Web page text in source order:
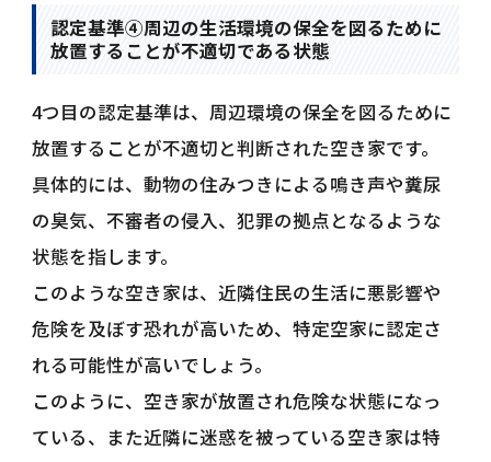
認定基準④周辺の生活環境の保全を図るために
放置することが不適切である状態
4つ目の認定基準は、周辺環境の保全を図るために
放置することが不適切と判断された空き家です。
具体的には、動物の住みつきによる鳴き声や糞尿
の臭気、不審者の侵入、犯罪の拠点となるような
状態を指します。
このような空き家は、近隣住民の生活に悪影響や
危険を及ぼす恐れが高いため、特定空家に認定さ
れる可能性が高いでしょう。
このように、空き家が放置され危険な状態になっ
ている、また近隣に迷惑を被っている空き家は特